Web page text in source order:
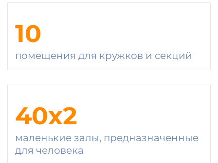
10
помещения для кружков и секций
40x2
маленькие залы, предназначенные
для человека